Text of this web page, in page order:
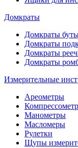
Домкраты
Домкраты
Домкраты
Домкраты
Домкраты
Измерительные
Ареометры
Манометры
Масломеры
Рулетки
Щупы